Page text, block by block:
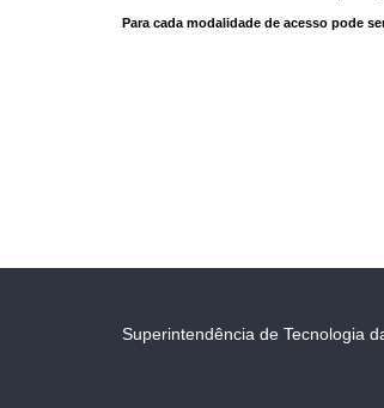
Para cada modalidade de acesso pode
Superintendência de Tecnologia